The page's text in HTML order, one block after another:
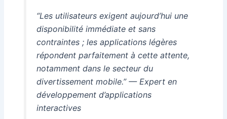
“Les utilisateurs exigent aujourd’hui une
disponibilité immédiate et sans
contraintes ; les applications légères
répondent parfaitement à cette attente,
notamment dans le secteur du
divertissement mobile.” — Expert en
développement d’applications
interactives